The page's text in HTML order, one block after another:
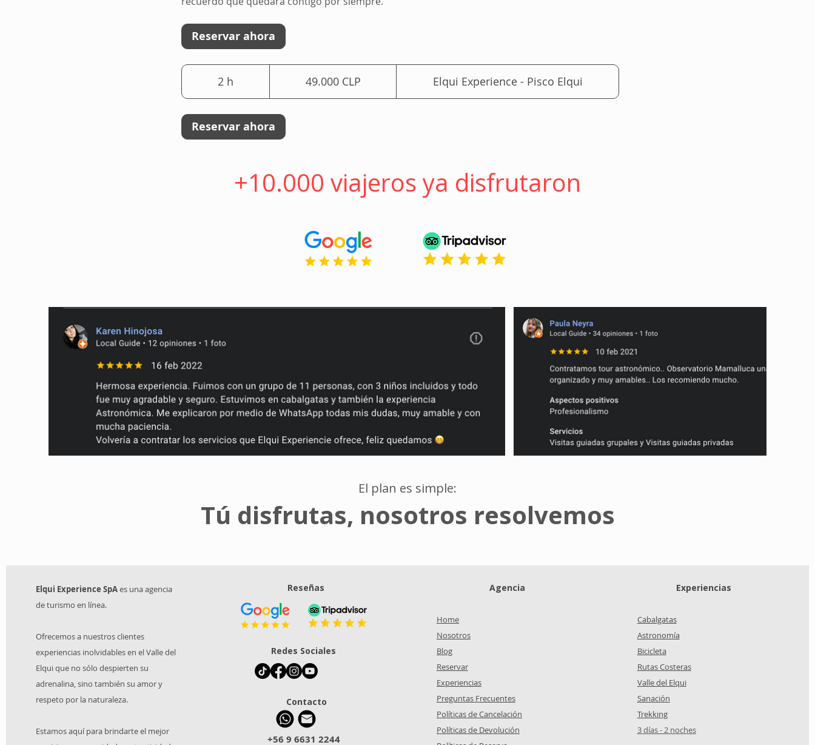
Reservar ahora
2 h
h
49.000 CLP Elqui Experience - Pisco Elqui
Reservar ahora
+10.000 viajeros ya disfrutaron
El plan es simple:
Tú disfrutas, nosotros resolvemos
Elqui Experience SpAes una agencia
de turismo en línea.
Ofrecemos a nuestros clientes
experiencias inolvidables en el Valle del
Elqui que no sólo despierten su
adrenalina, sino también su amor y
respeto por la naturaleza.
Estamos aquí para brindarte el mejor
Reseñas
Redes Sociales
Contacto
+56 9 6631 2244
Agencia
Home
Nosotros
Blog
Reservar
Experiencias
Preguntas Frecuentes
Políticas de Cancelación
Políticas de Devolución
Experiencias
Cabalgatas
Astronomía
Bicicleta
Rutas Costeras
Valle del Elqui
Sanación
Trekking
3 días - 2 noches